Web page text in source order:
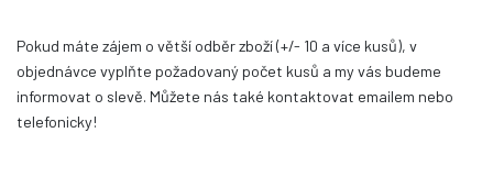
Pokud máte zájem o větší odběr zboží (+/- 10 a více kusů), v
objednávce vyplňte požadovaný počet kusů a my vás budeme
informovat o slevě. Můžete nás také kontaktovat emailem nebo
telefonicky!